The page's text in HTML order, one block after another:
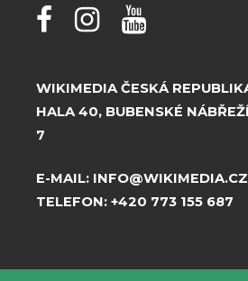
WIKIMEDIA ČESKÁ
HALA 40, BUBENSKÉ
7
E-MAIL: INFO@WIKIMEDIA.CZ
TELEFON: +420 773 155 687